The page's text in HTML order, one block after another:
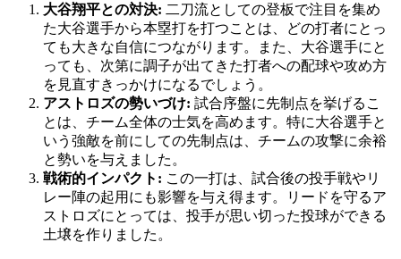
大谷翔平との対決: 二刀流としての登板で注目を集め
た大谷選手から本塁打を打つことは、どの打者にとっ
ても大きな自信につながります。また、大谷選手にと
っても、次第に調子が出てきた打者への配球や攻め方
を見直すきっかけになるでしょう。
アストロズの勢いづけ: 試合序盤に先制点を挙げるこ
とは、チーム全体の士気を高めます。特に大谷選手と
いう強敵を前にしての先制点は、チームの攻撃に余裕
と勢いを与えました。
戦術的インパクト: この一打は、試合後の投手戦やリ
レー陣の起用にも影響を与え得ます。リードを守るア
ストロズにとっては、投手が思い切った投球ができる
土壌を作りました。